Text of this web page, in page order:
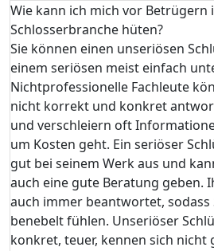
Wie kann ich mich vor Betrügern
Schlosserbranche hüten?
Sie können einen unseriösen
einem seriösen meist einfach
Nichtprofessionelle Fachleute
nicht korrekt und konkret
und verschleiern oft
um Kosten geht. Ein seriöser
gut bei seinem Werk aus und
auch eine gute Beratung geben.
auch immer beantwortet, sodass
benebelt fühlen. Unseriöser
konkret, teuer, kennen sich nicht